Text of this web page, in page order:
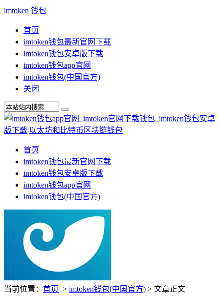
imtoken 钱包
首页
imtoken钱包最新官网下载
imtoken钱包安卓版下载
imtoken钱包app官网
imtoken钱包(中国官方)
关闭
首页
imtoken钱包最新官网下载
imtoken钱包安卓版下载
imtoken钱包app官网
imtoken钱包(中国官方)
当前位置： 首页 > imtoken钱包(中国官方) > 文章正文